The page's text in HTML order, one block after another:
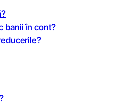
banii în cont?